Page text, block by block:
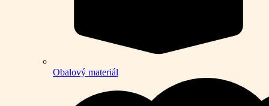
Obalový materiál